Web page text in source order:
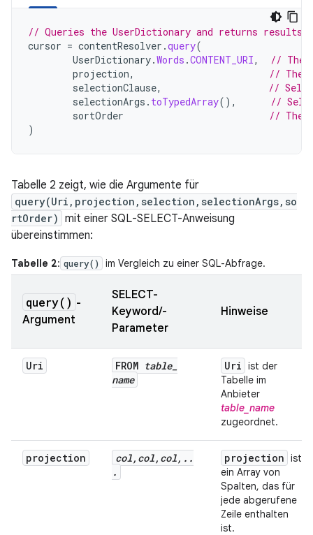
// Queries the UserDictionary and returns results
cursor = contentResolver .query(
UserDictionary.Words .CONTENT_URI,
// The
projection,
// The
selectionClause,
//
selectionArgs . toTypedArray(),
//
sortOrder
// The
)
Tabelle 2 zeigt, wie die Argumente für
query(Uri,projection,selection,selectionArgs,so
rtOrder) mit einer SQL-SELECT-Anweisung
übereinstimmen:
Tabelle 2: query() im Vergleich zu einer SQL-Abfrage.
query() -
Argument
SELECT-
Keyword/-
Parameter
Hinweise
Uri FROM table_
name
Uri ist der
Tabelle im
Anbieter
table_name
zugeordnet.
projection col, col, col, . .
.
projection ist
ein Array von
Spalten, das für
jede abgerufene
Zeile enthalten
ist.